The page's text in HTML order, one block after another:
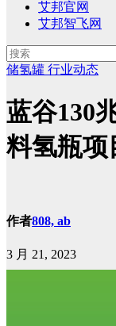
艾邦官网
艾邦智飞网
储氢罐 行业动态
蓝谷130
料氢瓶项
作者808, ab
3 月 21, 2023